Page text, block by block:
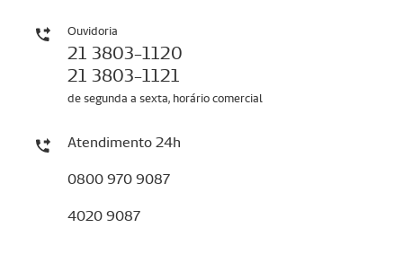
Ouvidoria
21 3803-1120
21 3803-1121
de segunda a sexta, horário comercial
Atendimento 24h
0800 970 9087
4020 9087